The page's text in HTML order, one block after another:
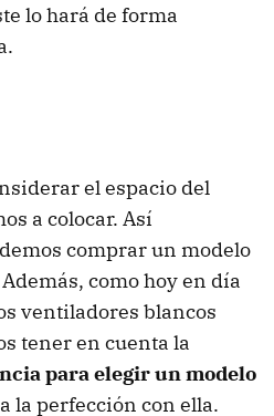
lo hará de forma
el espacio del
a colocar. Así
comprar un modelo
como hoy en día
ventiladores blancos
tener en cuenta la
para elegir un modelo
a la perfección con ella.